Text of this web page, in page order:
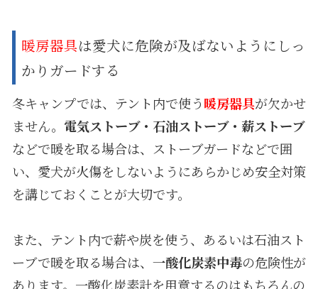
暖房器具は愛犬に危険が及ばないようにしっ
かりガードする
冬キャンプでは、テント内で使う暖房器具が欠かせ
ません。 電気ストーブ・石油ストーブ・薪ストーブ
などで暖を取る場合は、ストーブガードなどで囲
い、愛犬が火傷をしないようにあらかじめ安全対策
を講じておくことが大切です。
また、テント内で薪や炭を使う、あるいは石油スト
ーブで暖を取る場合は、 一酸化炭素中毒の危険性が
あります。一酸化炭素計を用意するのはもちろんの